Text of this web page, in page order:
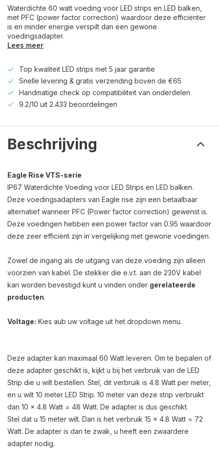
Waterdichte 60 watt voeding voor LED strips en LED balken,
met PFC (power factor correction) waardoor deze efficiënter
is en minder energie verspilt dan een gewone
voedingsadapter.
Lees meer
Top kwaliteit LED strips met 5 jaar garantie
Snelle levering & gratis verzending boven de €65
Handmatige check op compatibiliteit van onderdelen
9.2/10 uit 2.433 beoordelingen
Beschrijving
Eagle Rise VTS-serie
IP67 Waterdichte Voeding voor LED Strips en LED balken.
Deze voedingsadapters van Eagle rise zijn een betaalbaar
alternatief wanneer PFC (Power factor correction) gewenst is.
Deze voedingen hebben een power factor van 0.95 waardoor
deze zeer efficiënt zijn in vergelijking met gewone voedingen.
Zowel de ingang als de uitgang van deze voeding zijn alleen
voorzien van kabel. De stekker die e.v.t. aan de 230V kabel
kan worden bevestigd kunt u vinden onder gerelateerde
producten.
Voltage: Kies aub uw voltage uit het dropdown menu.
Deze adapter kan maximaal 60 Watt leveren. Om te bepalen of
deze adapter geschikt is, kijkt u bij het verbruik van de LED
Strip die u wilt bestellen. Stel, dit verbruik is 4.8 Watt per meter,
en u wilt 10 meter LED Strip. 10 meter van deze strip verbruikt
dan 10 x 4.8 Watt = 48 Watt. De adapter is dus geschikt.
Stel dat u 15 meter wilt. Dan is het verbruik 15 x 4.8 Watt = 72
Watt. De adapter is dan te zwak, u heeft een zwaardere
adapter nodig.